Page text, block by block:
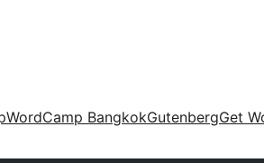
WordCamp BangkokGutenbergGet